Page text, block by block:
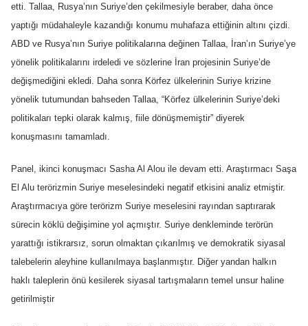
etti. Tallaa, Rusya’nın Suriye’den çekilmesiyle beraber, daha önce
yaptığı müdahaleyle kazandığı konumu muhafaza ettiğinin altını çizdi.
ABD ve Rusya’nın Suriye politikalarına değinen Tallaa, İran’ın Suriye’ye
yönelik politikalarını irdeledi ve sözlerine İran projesinin Suriye’de
değişmediğini ekledi. Daha sonra Körfez ülkelerinin Suriye krizine
yönelik tutumundan bahseden Tallaa, “Körfez ülkelerinin Suriye’deki
politikaları tepki olarak kalmış, fiile dönüşmemiştir” diyerek
konuşmasını tamamladı.
Panel, ikinci konuşmacı Sasha Al Alou ile devam etti. Araştırmacı Saşa
El Alu terörizmin Suriye meselesindeki negatif etkisini analiz etmiştir.
Araştırmacıya göre terörizm Suriye meselesini rayından saptırarak
sürecin köklü değişimine yol açmıştır. Suriye denkleminde terörün
yarattığı istikrarsız, sorun olmaktan çıkarılmış ve demokratik siyasal
talebelerin aleyhine kullanılmaya başlanmıştır. Diğer yandan halkın
haklı taleplerin önü kesilerek siyasal tartışmaların temel unsur haline
getirilmiştir